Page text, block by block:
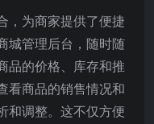
，为商家提供了便捷
城管理后台，随时随
品的价格、库存和推
看商品的销售情况和
和调整。这不仅方便